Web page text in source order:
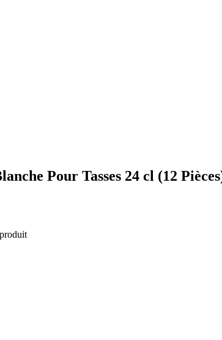
Pour Tasses 24 cl (12